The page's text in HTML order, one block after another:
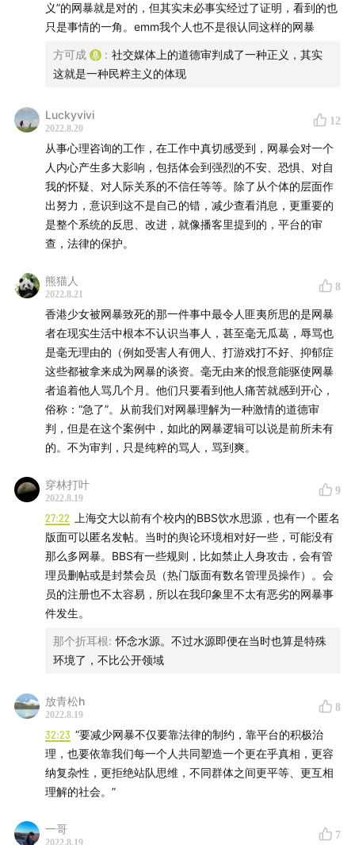
毫无意义的工作：k.youshop10.com
韩炳哲作品套装： k.youshop10.com
社交媒体简史：k.youshop10.com
会消失～）
🔗 相关链接
「德阳女医生案」后四年：一个被网暴撕碎的家庭：
mp.weixin.qq.com
匿名网暴，无处可逃：“魔法少女”依奈生命的最后三个
当一个女生染了粉红色的头发：
被网暴的新冠患者，换掉了自己的名字：
mp.weixin.qq.com
💌 与本播客配套的Newsletter订阅
新闻实验室免费Newsletter订阅：www.getrevue.co
新闻实验室付费Newsletter订阅：newslab.info
👩‍💻 感谢为本期播客出力的小伙伴
采访、部分剪辑：Daisy，Kaylee
封面图：弋青瓜
部分素材来源
上海广播电视台《上海早晨》
洛瑞娅EIF93：香港18岁少女遭网暴跳楼轻生，网暴者
应该受到惩罚！！
主播说联播：谈成都确诊女孩遭网暴
罗翔：聊聊网络喷子与键盘侠
WhynotTV：当「无可奉告」无可奉告——反思与告别
音乐
Imagine by John Lennon
Spring Thaw by Kevin MacLeod
义”的网暴就是对的，但其实未必事实经过了证明，看到的也
只是事情的一角。emm我个人也不是很认同这样的网暴
方可成 : 社交媒体上的道德审判成了一种正义，其实
这就是一种民粹主义的体现
Luckyvivi
2022.8.20
12
从事心理咨询的工作，在工作中真切感受到，网暴会对一个
人内心产生多大影响，包括体会到强烈的不安、恐惧、对自
我的怀疑、对人际关系的不信任等等。除了从个体的层面作
出努力，意识到这不是自己的错，减少查看消息，更重要的
是整个系统的反思、改进，就像播客里提到的，平台的审
查，法律的保护。
熊猫人
2022.8.21
8
香港少女被网暴致死的那一件事中最令人匪夷所思的是网暴
者在现实生活中根本不认识当事人，甚至毫无瓜葛，辱骂也
是毫无理由的（例如受害人有佣人、打游戏打不好、抑郁症
这些都被拿来成为网暴的谈资。毫无由来的恨意能驱使网暴
者追着他人骂几个月。他们只要看到他人痛苦就感到开心，
俗称：“急了”。从前我们对网暴理解为一种激情的道德审
判，但是在这个案例中，如此的网暴逻辑可以说是前所未有
的。不为审判，只是纯粹的骂人，骂到爽。
穿林打叶
2022.8.19
9
27:22
上海交大以前有个校内的BBS饮水思源，也有一个匿名
版面可以匿名发帖。当时的舆论环境相对好一些，可能没有
那么多网暴。BBS有一些规则，比如禁止人身攻击，会有管
理员删帖或是封禁会员（热门版面有数名管理员操作）。会
员的注册也不太容易，所以在我印象里不太有恶劣的网暴事
件发生。
那个折耳根: 怀念水源。不过水源即便在当时也算是特殊
环境了，不比公开领域
放青松h
2022.8.19
8
32:23 “要减少网暴不仅要靠法律的制约，靠平台的积极治
理，也要依靠我们每一个人共同塑造一个更在乎真相，更容
纳复杂性，更拒绝站队思维，不同群体之间更平等、更互相
理解的社会。”
一哥
2022.8.19
7